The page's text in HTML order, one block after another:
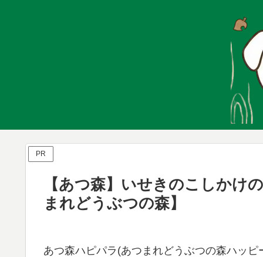
PR
【あつ森】いせきのこしかけ
まれどうぶつの森】
あつ森ハピパラ(あつまれどうぶつの森ハッ